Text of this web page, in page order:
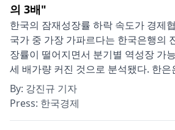
의 3배"
한국의 잠재성장률 하락 속도가 경제
국가 중 가장 가파르다는 한국은행의
장률이 떨어지면서 분기별 역성장 가
세 배가량 커진 것으로 분석됐다. 한은
By: 강진규 기자
Press: 한국경제